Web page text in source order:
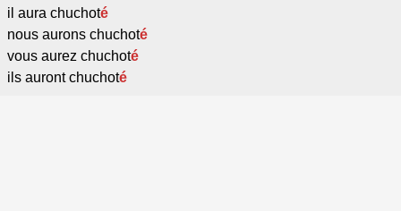
il aura chuchoté
nous aurons chuchoté
vous aurez chuchoté
ils auront chuchoté